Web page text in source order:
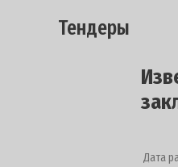
Тендеры
Дата